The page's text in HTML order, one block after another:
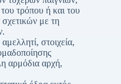
τρόπου ή και του
με τη
στοιχεία,
αρμόδια αρχή,